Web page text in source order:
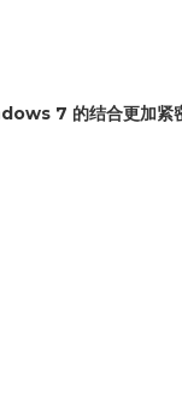
7 的结合更加紧